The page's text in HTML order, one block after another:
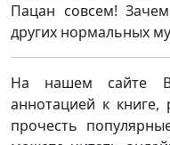
Пацан совсем!
других нормальных
На нашем сайте
аннотацией к книге,
прочесть